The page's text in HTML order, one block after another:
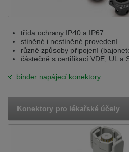
třída ochrany IP40 a IP67
stíněné i nestíněné provedení
různé způsoby připojení
částečně s certifikací VDE, UL a
binder napájecí konektory
Konektory pro lékařské účely